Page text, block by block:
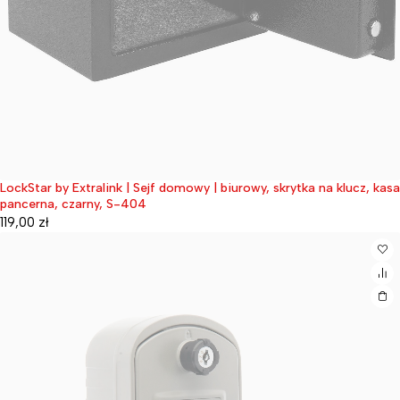
Wyprzedane
LockStar by Extralink | Sejf domowy | biurowy, skrytka na klucz, kasa
pancerna, czarny, S-404
119,00 zł